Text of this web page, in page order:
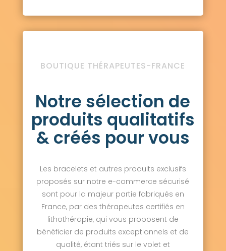
BOUTIQUE THÉRAPEUTES-FRANCE
Notre sélection de
produits qualitatifs
& créés pour vous
Les bracelets et autres produits exclusifs
proposés sur notre e-commerce sécurisé
sont pour la majeur partie fabriqués en
France, par des thérapeutes certifiés en
lithothérapie, qui vous proposent de
bénéficier de produits exceptionnels et de
qualité, étant triés sur le volet et